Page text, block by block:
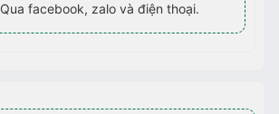
Qua facebook, zalo và điện thoại.